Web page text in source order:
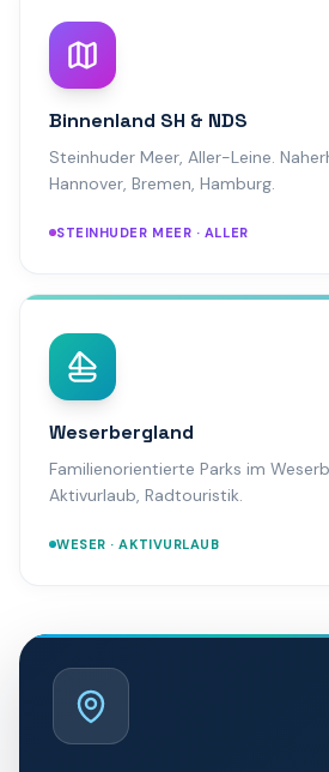
Binnenland SH & NDS
Steinhuder Meer, Aller-Leine.
Hannover, Bremen, Hamburg.
STEINHUDER MEER · ALLER
Weserbergland
Familienorientierte Parks im
Aktivurlaub, Radtouristik.
WESER · AKTIVURLAUB